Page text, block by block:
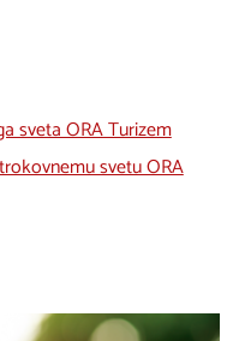
sveta ORA Turizem
svetu ORA